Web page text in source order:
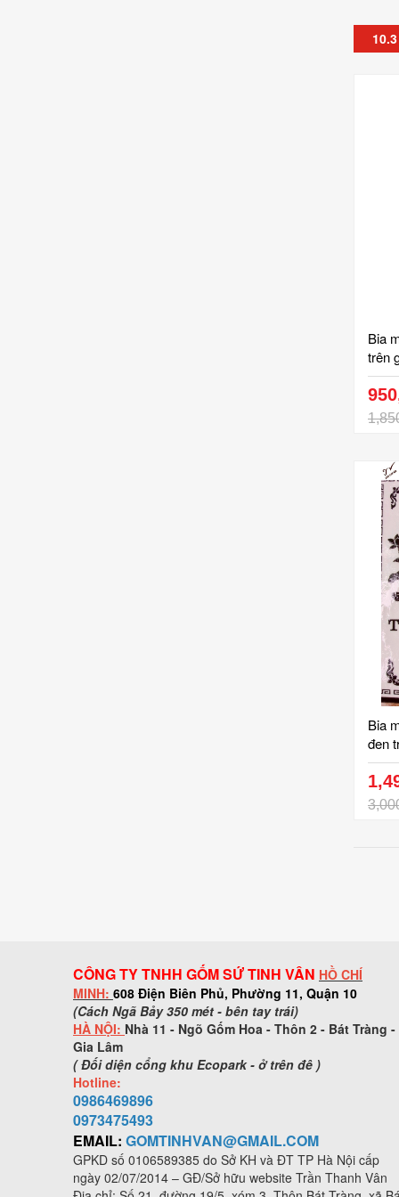
Bia
trên
Bia
đen
cm,
cấp,
vân
CÔNG TY TNHH GỐM SỨ TINH VÂN HỒ CHÍ
MINH: 608 Điện Biên Phủ, Phường 11, Quận 10
(Cách Ngã Bảy 350 mét - bên tay trái)
HÀ NỘI: Nhà 11 - Ngõ Gốm Hoa - Thôn 2 - Bát Tràng -
Gia Lâm
( Đối diện cổng khu Ecopark - ở trên đê )
Hotline:
0986469896
0973475493
EMAIL: GOMTINHVAN@GMAIL.COM
GPKD số 0106589385 do Sở KH và ĐT TP Hà Nội cấp
ngày 02/07/2014 – GĐ/Sở hữu website Trần Thanh Vân